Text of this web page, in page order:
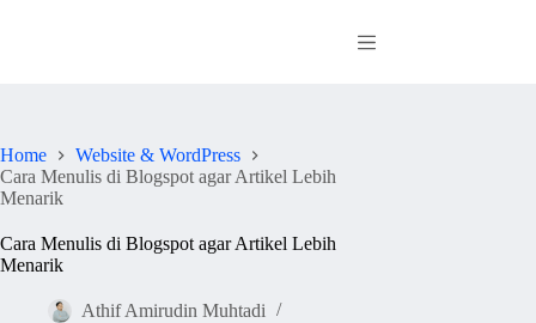
Home
Website & WordPress
Cara Menulis di Blogspot agar Artikel Lebih
Menarik
Cara Menulis di Blogspot agar Artikel Lebih
Menarik
Athif Amirudin Muhtadi